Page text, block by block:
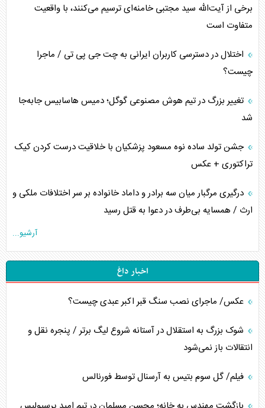
برخی از آیت‌الله سید مجتبی خامنه‌ای ترسیم می‌کنند، با واقعیت
متفاوت است
اختلال در دسترسی کاربران ایرانی به چت جی پی تی / ماجرا
چیست؟
تغییر بزرگ در تیم هوش مصنوعی گوگل؛ دمیس هاسابیس جابه‌جا
شد
جشن تولد ساده نوه مسعود پزشکیان با خلاقیت درست کردن کیک
تراکتوری + عکس
درگیری مرگبار میان سه برادر و داماد خانواده بر سر اختلافات ملکی و
ارث / همسایه بی‌طرف در دعوا به قتل رسید
آرشیو...
اخبار داغ
عکس/ ماجرای نصب سنگ قبر اکبر عبدی چیست؟
شوک بزرگ به استقلال در آستانه شروع لیگ برتر / پنجره نقل و
انتقالات باز نمی‌شود
فیلم/ گل سوم بتیس به آرسنال توسط فورنالس